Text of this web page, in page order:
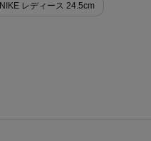
NIKE レディース 24.5cm